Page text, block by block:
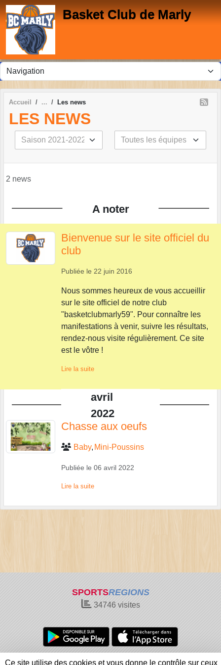
Basket Club de Marly
Accueil Les news
LES NEWS
2 news
A noter
Bienvenue sur le site officiel du
club
Publiée le 22 juin 2016
Nous sommes heureux de vous accueillir
sur le site officiel de notre club
"basketclubmarly59". Pour connaître les
manifestations à venir, suivre les résultats,
rendez-nous visite régulièrement. Ce site
est le vôtre !
Lire la suite
avril
2022
Chasse aux oeufs
Baby Mini-Poussins
Publiée le 06 avril 2022
Lire la suite
SPORTSREGIONS
34746visites
Charte cookies Gestion des cookies
Panneau de gestion des cookies
Ce site utilise des cookies et vous donne le contrôle sur ceux